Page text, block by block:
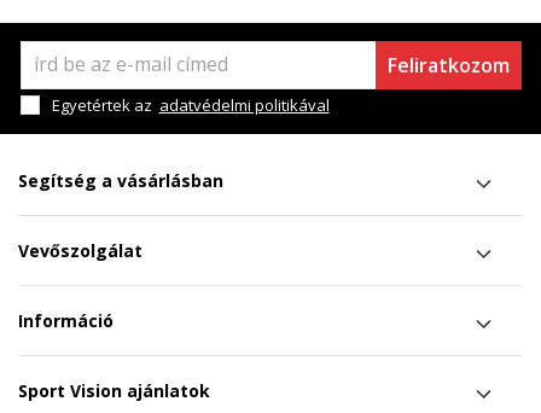
Feliratkozom
Egyetértek az adatvédelmi politikával
Segítség a vásárlásban
Vevőszolgálat
Információ
Sport Vision ajánlatok